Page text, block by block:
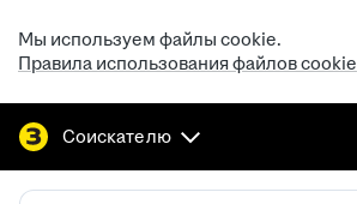
Мы используем файлы cookie.
Правила использования файлов cookie
Соискателю